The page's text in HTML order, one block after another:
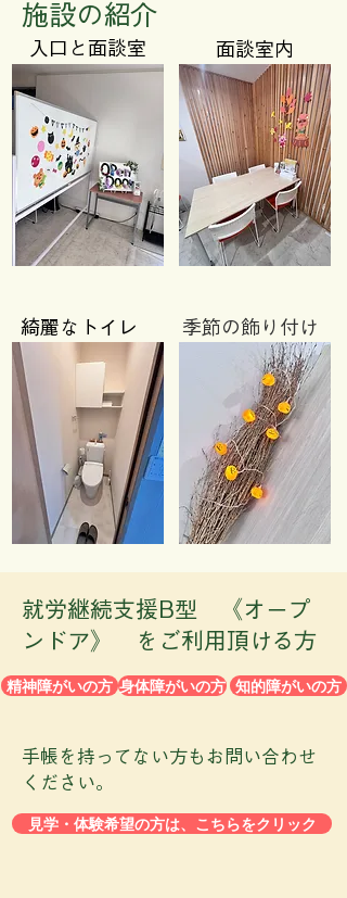
​施設の紹介
入口と​面談室 ​面談室内
綺麗なトイレ ​季節の飾り付け
​就労継続支援B型 《オープ
ンドア》 をご利用頂ける方
精神障がいの方 身体障がいの方 知的障がいの方
​手帳を持ってない方もお問い合わせ
ください。
見学・体験希望の方は、こちらをクリック